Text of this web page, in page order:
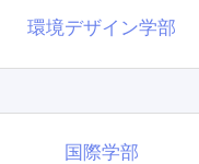
環境デザイン学部
国際学部